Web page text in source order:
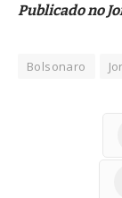
Publicado no
Bolsonaro